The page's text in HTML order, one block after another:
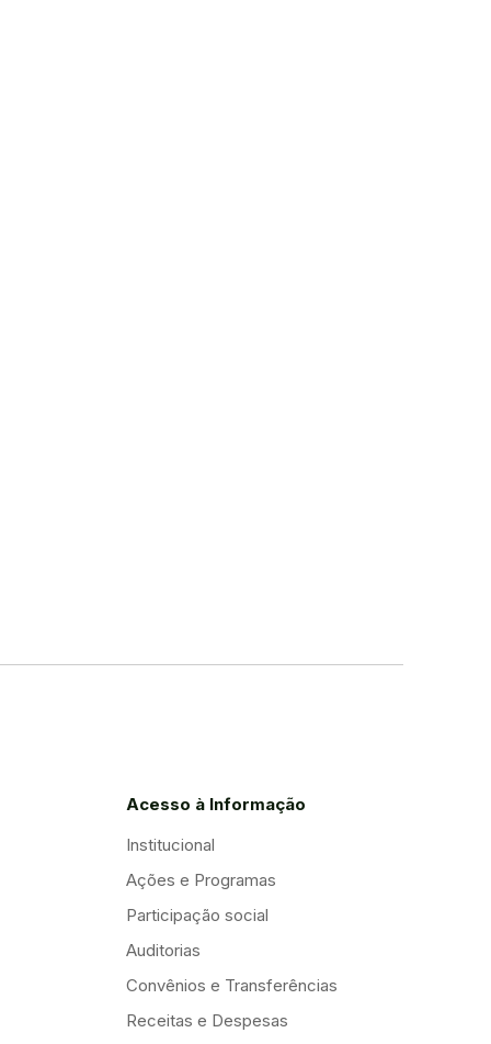
Acesso à Informação
Institucional
Ações e Programas
Participação social
Auditorias
Convênios e Transferências
Receitas e Despesas